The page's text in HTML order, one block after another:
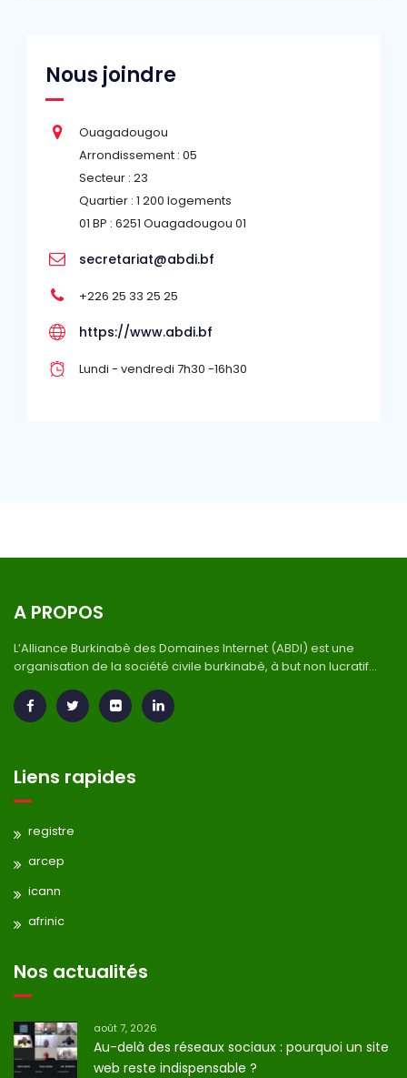
Nous joindre
Ouagadougou
Arrondissement : 05
Secteur : 23
Quartier : 1 200 logements
01 BP : 6251 Ouagadougou 01
secretariat@abdi.bf
+226 25 33 25 25
https://www.abdi.bf
Lundi - vendredi 7h30 -16h30
A PROPOS
L’Alliance Burkinabè des Domaines Internet (ABDI) est une
organisation de la société civile burkinabè, à but non lucratif...
Liens rapides
registre
arcep
icann
afrinic
Nos actualités
août 7, 2026
Au-delà des réseaux sociaux : pourquoi un site
web reste indispensable ?